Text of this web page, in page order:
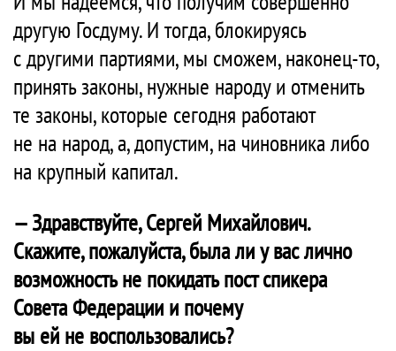
другую Госдуму. И тогда, блокируясь
с другими партиями, мы сможем, наконец-то,
принять законы, нужные народу и отменить
те законы, которые сегодня работают
не на народ, а, допустим, на чиновника либо
на крупный капитал.
— Здравствуйте, Сергей Михайлович.
Скажите, пожалуйста, была ли у вас лично
возможностьне покидать пост спикера
Совета Федерации и почему
вы ей не воспользовались?